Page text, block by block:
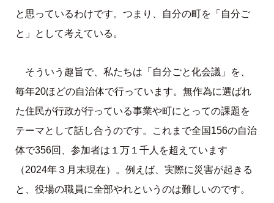
と思っているわけです。つまり、自分の町を「自分ご
と」として考えている。
そういう趣旨で、私たちは「自分ごと化会議」を、
毎年20ほどの自治体で行っています。無作為に選ばれ
た住民が行政が行っている事業や町にとっての課題を
テーマとして話し合うのです。これまで全国156の自治
体で356回、参加者は１万１千人を超えています
（2024年３月末現在）。例えば、実際に災害が起きる
と、役場の職員に全部やれというのは難しいのです。